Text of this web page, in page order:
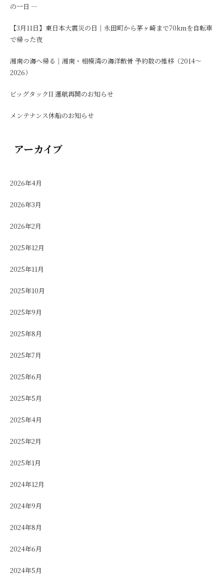
の一日 ―
【3月11日】東日本大震災の日｜永田町から茅ヶ崎まで70kmを自転車
で帰った夜
湘南の海へ帰る｜湘南・相模湾の海洋散骨 予約数の推移（2014〜
2026）
ビッグタックII 運航再開のお知らせ
メンテナンス休船のお知らせ
アーカイブ
2026年4月
2026年3月
2026年2月
2025年12月
2025年11月
2025年10月
2025年9月
2025年8月
2025年7月
2025年6月
2025年5月
2025年4月
2025年2月
2025年1月
2024年12月
2024年9月
2024年8月
2024年6月
2024年5月